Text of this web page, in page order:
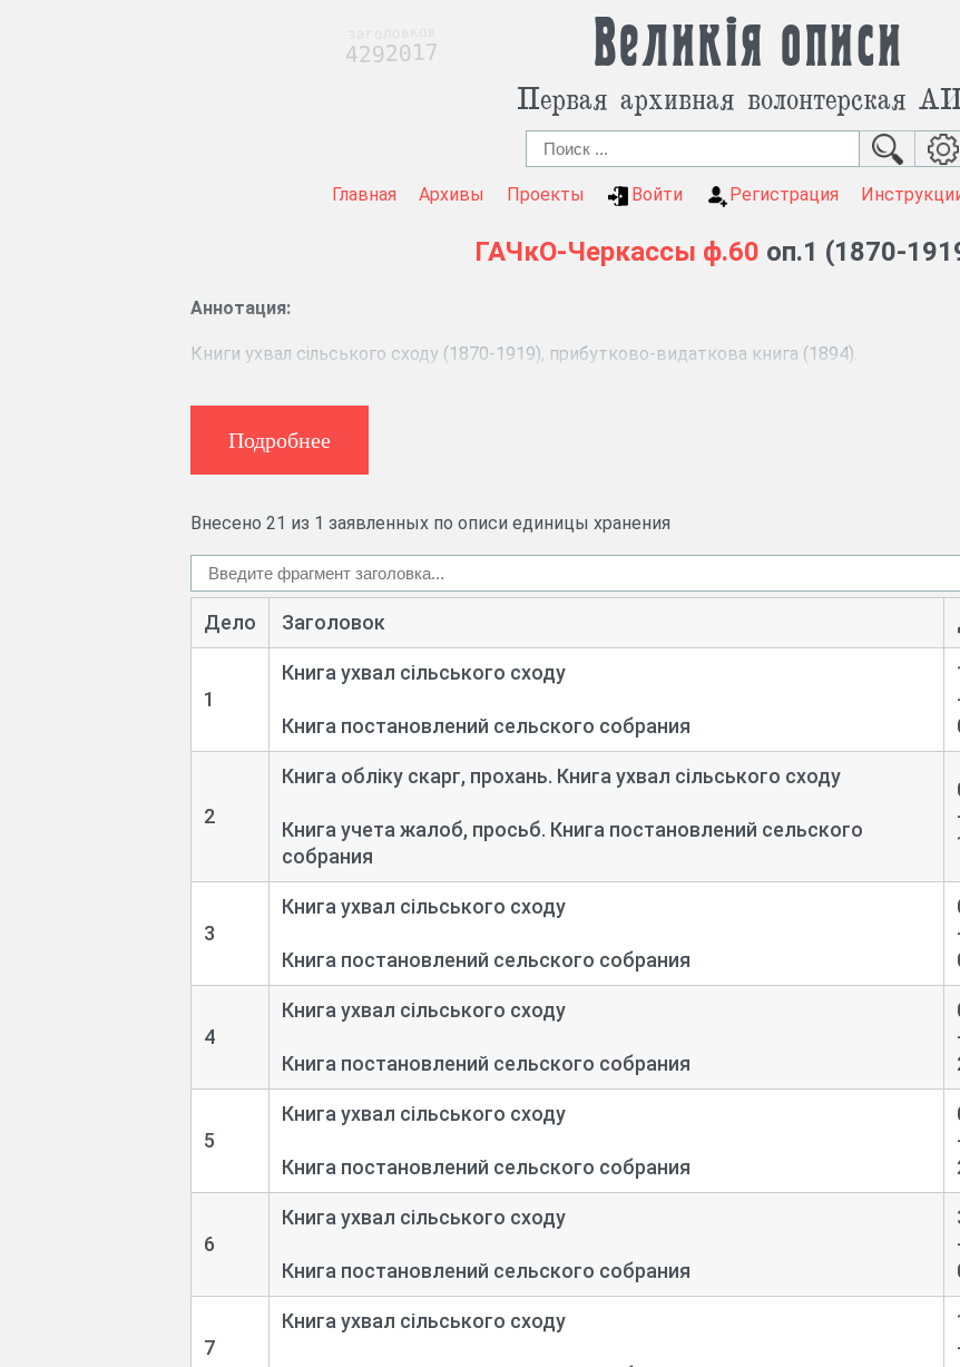
Великія описи
Первая архивная волонтерская
Главная Архивы Проекты Войти Регистрация
ГАЧкО-Черкассы ф.60 оп.1 (1870-
Аннотация:
Книги ухвал сільського сходу (1870-1919), прибутково-видаткова книга (1894).
Подробнее
Внесено 21 из 1 заявленных по описи единицы хранения
Дело Заголовок
1
Книга ухвал сільського сходу
Книга постановлений сельского собрания
2
Книга обліку скарг, прохань. Книга ухвал сільського сходу
Книга учета жалоб, просьб. Книга постановлений сельского
собрания
3
Книга ухвал сільського сходу
Книга постановлений сельского собрания
4
Книга ухвал сільського сходу
Книга постановлений сельского собрания
5
Книга ухвал сільського сходу
Книга постановлений сельского собрания
6
Книга ухвал сільського сходу
Книга постановлений сельского собрания
7
Книга ухвал сільського сходу
4292017